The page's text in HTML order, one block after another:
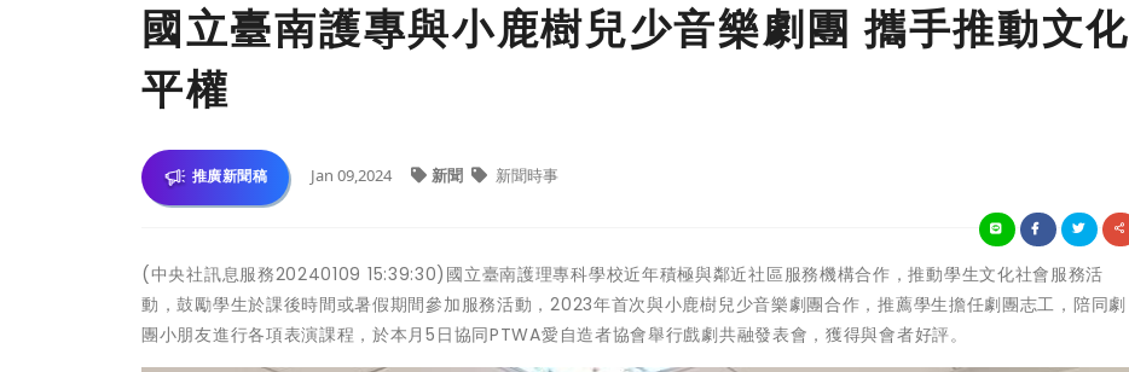
國立臺南護專與小鹿樹兒少音樂劇團 攜手推動文化
平權
推廣新聞稿 Jan 09,2024 新聞 新聞時事
(中央社訊息服務20240109 15:39:30)國立臺南護理專科學校近年積極與鄰近社區服務機構合作，推動學生文化社會服務活
動，鼓勵學生於課後時間或暑假期間參加服務活動，2023年首次與小鹿樹兒少音樂劇團合作，推薦學生擔任劇團志工，陪同劇
團小朋友進行各項表演課程，於本月5日協同PTWA愛自造者協會舉行戲劇共融發表會，獲得與會者好評。